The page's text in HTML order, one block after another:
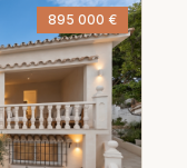
895 000 €